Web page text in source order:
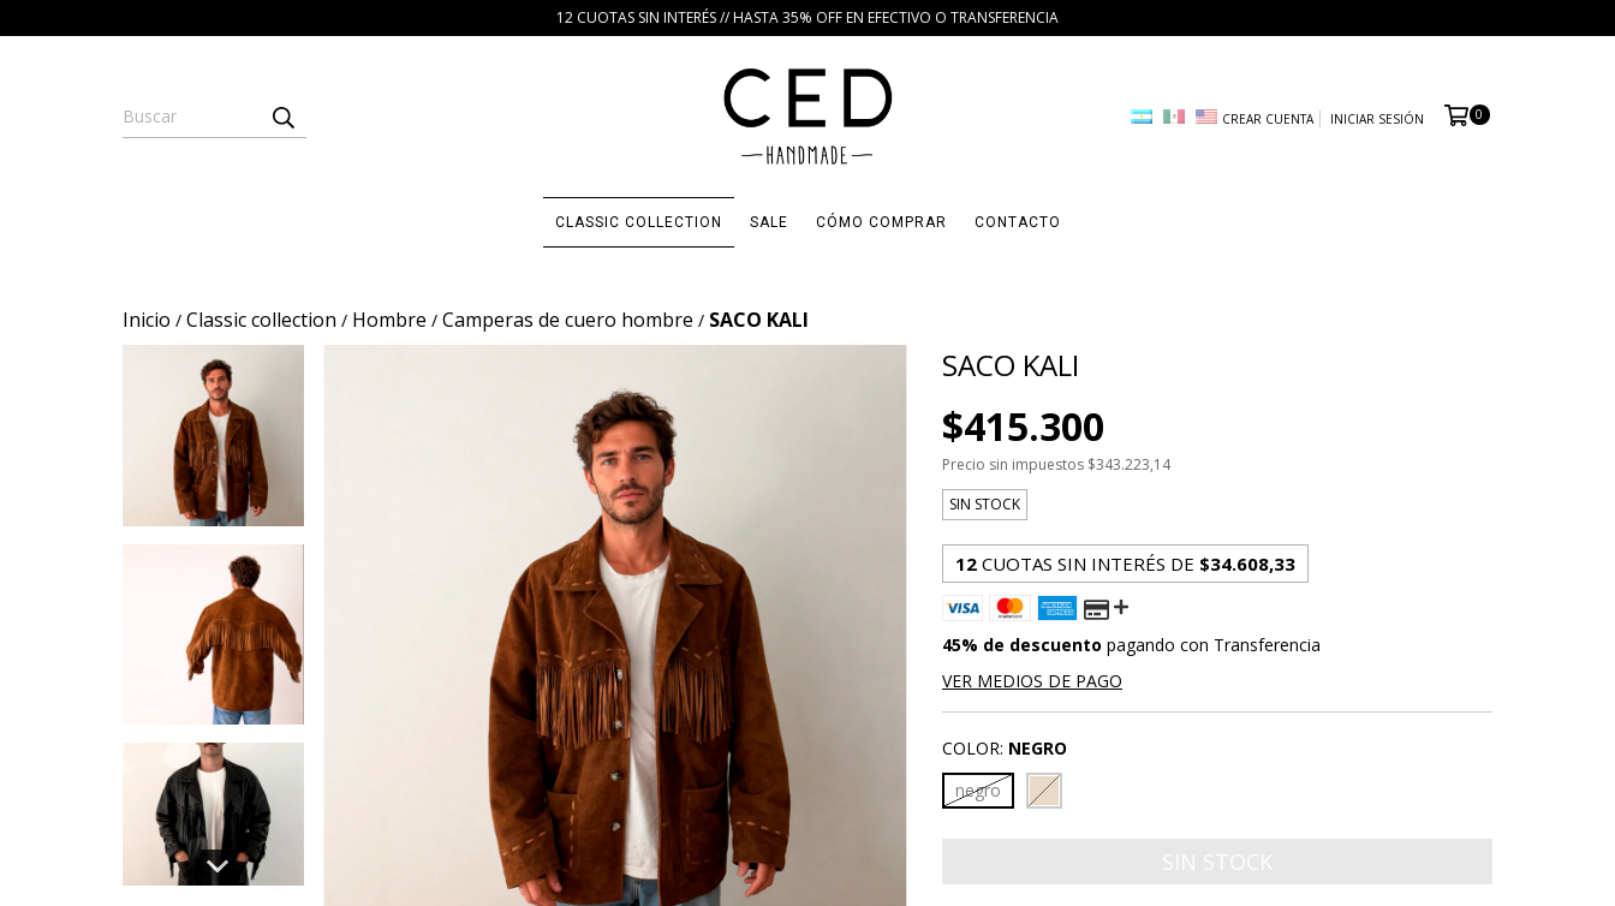
12 CUOTAS SIN INTERÉS // HASTA 35% OFF EN EFECTIVO O TRANSFERENCIA
CREAR CUENTA INICIAR SESIÓN 0
CLASSIC COLLECTION SALE CÓMO COMPRAR CONTACTO
Inicio / Classic collection / Hombre / Camperas de cuero hombre / SACO KALI
SACO KALI
$415.300
Precio sin impuestos $343.223,14
SIN STOCK
12 CUOTAS SIN INTERÉS DE $34.608,33
45% de descuento pagando con Transferencia
VER MEDIOS DE PAGO
COLOR: NEGRO
negro